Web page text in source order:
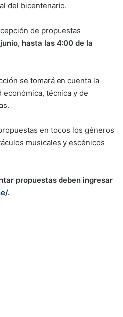
del bicentenario.
de propuestas
hasta las 4:00 de la
se tomará en cuenta la
técnica y de
en todos los géneros
musicales y escénicos
propuestas deben ingresar
.